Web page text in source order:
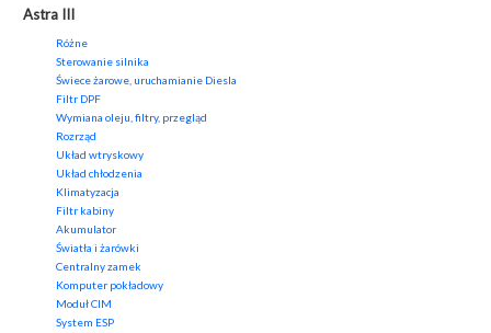
Astra III
Różne
Sterowanie silnika
Świece żarowe, uruchamianie Diesla
Filtr DPF
Wymiana oleju, filtry, przegląd
Rozrząd
Układ wtryskowy
Układ chłodzenia
Klimatyzacja
Filtr kabiny
Akumulator
Światła i żarówki
Centralny zamek
Komputer pokładowy
Moduł CIM
System ESP